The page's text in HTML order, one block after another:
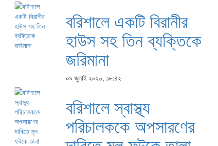
বরিশালে একটি বিরানীর
হাউস সহ তিন ব্যক্তিকে
জরিমানা
০৯ জুলাই ২০২৬, ১৮:৪২
বরিশালে স্বাস্থ্য
পরিচালককে অপসারণের